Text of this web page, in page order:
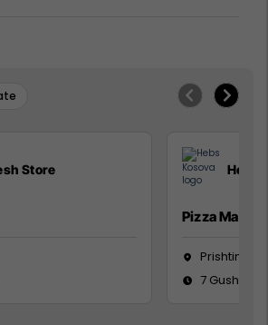
Store Hebs
Pizza Man
Prishtinë
7 Gusht